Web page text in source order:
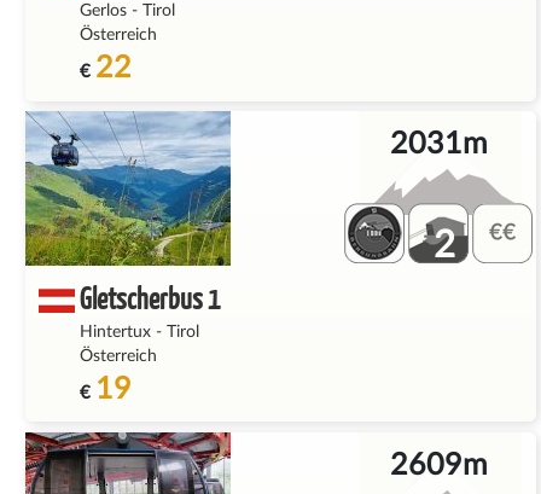
Gerlos-
Tirol
Österreich
€ 22
Gletscherbus 1
Hintertux- Tirol
Österreich
€ 19
2031m
2
2609m